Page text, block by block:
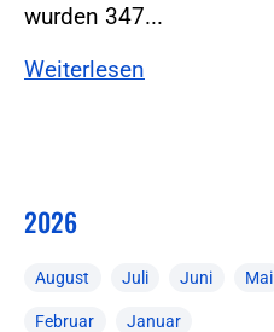
wurden 347...
Weiterlesen
2026
August Juli Juni Mai
Februar Januar